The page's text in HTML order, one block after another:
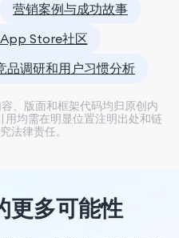
营销案例与成功故事
Store社区
品调研和用户习惯分析
、版面和框架代码均归原创内
均需在明显位置注明出处和链
法律责任。
更多可能性